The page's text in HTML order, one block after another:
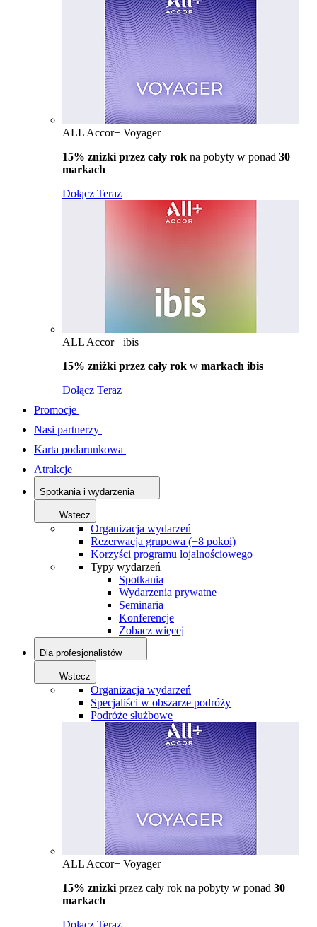
ALL Accor+ Voyager
15% znizki przez cały rok na pobyty w ponad 30
markach
Dołącz Teraz
ALL Accor+ ibis
15% zniżki przez cały rok w markach ibis
Dołącz Teraz
Promocje
Nasi partnerzy
Karta podarunkowa
Atrakcje
Spotkania i wydarzenia
Wstecz
Organizacja wydarzeń
Rezerwacja grupowa (+8 pokoi)
Korzyści programu lojalnościowego
Typy wydarzeń
Spotkania
Wydarzenia prywatne
Seminaria
Konferencje
Zobacz więcej
Dla profesjonalistów
Wstecz
Organizacja wydarzeń
Specjaliści w obszarze podróży
Podróże służbowe
ALL Accor+ Voyager
15% znizki przez cały rok na pobyty w ponad 30
markach
Dołącz Teraz